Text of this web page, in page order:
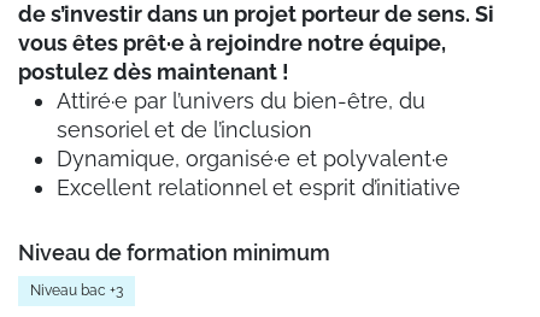
de s’investir dans un projet porteur de sens. Si
vous êtes prêt·e à rejoindre notre équipe,
postulez dès maintenant !
Attiré·e par l’univers du bien-être, du
sensoriel et de l’inclusion
Dynamique, organisé·e et polyvalent·e
Excellent relationnel et esprit d’initiative
Niveau de formation minimum
Niveau bac +3